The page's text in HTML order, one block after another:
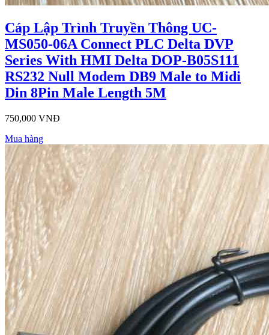
Cáp Lập Trình Truyền Thông UC-
MS050-06A Connect PLC Delta DVP
Series With HMI Delta DOP-B05S111
RS232 Null Modem DB9 Male to Midi
Din 8Pin Male Length 5M
750,000 VNĐ
Mua hàng